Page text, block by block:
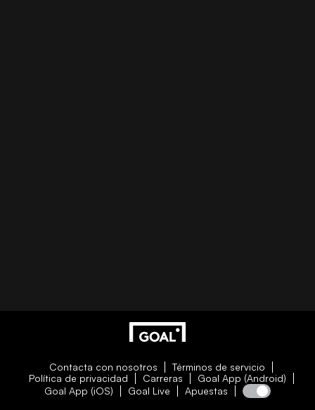
Contacta con nosotros
Términos de servicio
Política de privacidad
Carreras
Goal App (Android)
Goal App (iOS)
Goal Live Apuestas